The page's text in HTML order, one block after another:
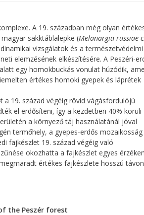
A 19. században még olyan
magyar sakktáblalepke (Melanargia russiae
vizsgálatok és a természetvédelmi
elemzésének elkészítésére. A Peszéri-
egy homokbuckás vonulat húzódik,
értékes homoki gyepek és láprétek
a 19. század végéig rövid vágásfordulójú
el erdősíteni, így a kezdetben 40% körüli
a környező táj használatánál jóval
termőhely, a gyepes-erdős
fajkészlet 19. század végéig való
okozhatta a fajkészlet egyes
értékes fajkészlete hosszú
the Peszér forest